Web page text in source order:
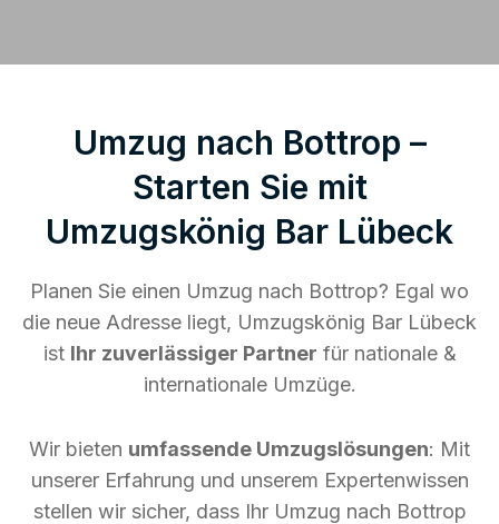
Umzug nach Bottrop –
Starten Sie mit
Umzugskönig Bar Lübeck
Planen Sie einen Umzug nach Bottrop? Egal wo
die neue Adresse liegt, Umzugskönig Bar Lübeck
ist Ihr zuverlässiger Partner für nationale &
internationale Umzüge.
Wir bieten umfassende Umzugslösungen: Mit
unserer Erfahrung und unserem Expertenwissen
stellen wir sicher, dass Ihr Umzug nach Bottrop